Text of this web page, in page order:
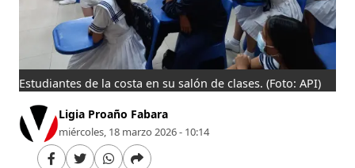
Estudiantes de la costa en su salón de clases. (Foto: API)
Ligia Proaño Fabara
miércoles, 18 marzo 2026 - 10:14